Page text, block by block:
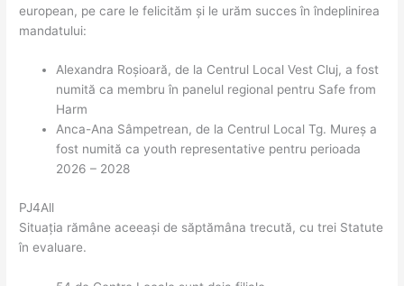
european, pe care le felicităm și le urăm succes în îndeplinirea
mandatului:
Alexandra Roșioară, de la Centrul Local Vest Cluj, a fost
numită ca membru în panelul regional pentru Safe from
Harm
Anca-Ana Sâmpetrean, de la Centrul Local Tg. Mureș a
fost numită ca youth representative pentru perioada
2026 – 2028
PJ4All
Situația rămâne aceeași de săptămâna trecută, cu trei Statute
în evaluare.